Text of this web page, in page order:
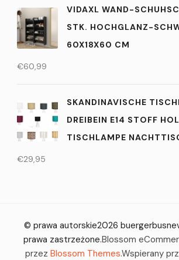
VIDAXL WAND-
STK. HOCHGLANZ-
60X18X60 CM
€60,99
SKANDINAVISCHE
DREIBEIN E14 STOFF
TISCHLAMPE
€29,95
© prawa autorskie2026
prawa zastrzeżone.Blossom
przez Blossom Themes.Wspierany